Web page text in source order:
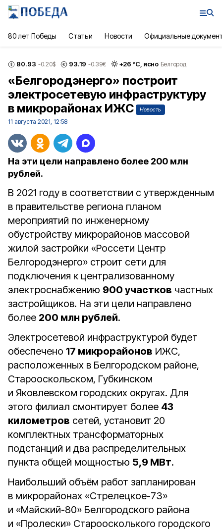
80 лет Победы Статьи Новости Официальные
80.93 -0.20$ 93.19 -0.39€ +26 °С, ясно Белгород
«Белгородэнерго» построит
электросетевую инфраструктуру
в микрорайонах ИЖС
Новость
11 августа 2021, 12:58
На эти цели направлено более 200 млн
рублей.
В 2021 году в соответствии с утвержденным
в правительстве региона планом
мероприятий по инженерному
обустройству микрорайонов массовой
жилой застройки «Россети Центр
Белгородэнерго» строит сети для
подключения к централизованному
электроснабжению 900 участков частных
застройщиков. На эти цели направлено
более 200 млн рублей.
Электросетевой инфраструктурой будет
обеспечено 17 микрорайонов ИЖС,
расположенных в Белгородском районе,
Старооскольском, Губкинском
и Яковлевском городских округах. Для
этого филиал смонтирует более 43
километров сетей, установит 20
комплектных трансформаторных
подстанций и два распределительных
пункта общей мощностью 5,9 МВт.
Наибольший объём работ запланирован
в микрорайонах «Стрелецкое-73»
и «Майский-80» Белгородского района
и «Пролески» Староосколького городского